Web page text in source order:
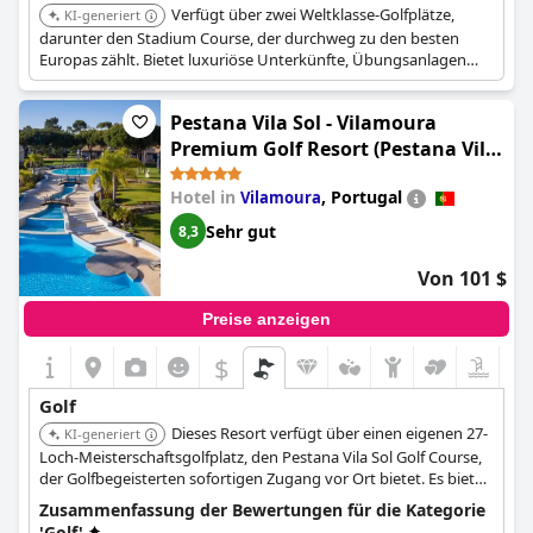
KI-generiert
Verfügt über zwei Weltklasse-Golfplätze,
darunter den Stadium Course, der durchweg zu den besten
Europas zählt. Bietet luxuriöse Unterkünfte, Übungsanlagen
und ist ein regelmäßiger Austragungsort für Turniere der
European Tour. Bietet ein umfassendes Golferlebnis mit
hochwertigen Ausstattungen und Integration in die Natur.
Pestana Vila Sol - Vilamoura
Premium Golf Resort (Pestana Vila
Sol Golf - Vilamoura)
Hotel in Vilamoura, Portugal
8,3 Sehr gut
Von 101 $
Preise anzeigen
$
Golf
KI-generiert
Dieses Resort verfügt über einen eigenen 27-
Loch-Meisterschaftsgolfplatz, den Pestana Vila Sol Golf Course,
der Golfbegeisterten sofortigen Zugang vor Ort bietet. Es bietet
umfassende Golfeinrichtungen, darunter ein Clubhaus und
einen Pro-Shop.
Zusammenfassung der Bewertungen für die Kategorie